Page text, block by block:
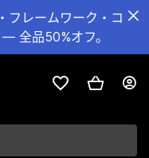
フレームワーク・コ
全品50%オフ。